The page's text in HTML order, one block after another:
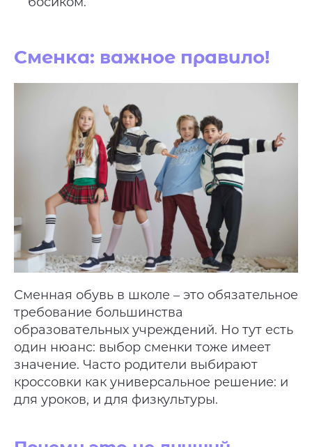
Сменка: важное правило!
Сменная обувь в школе – это обязательное
требование большинства
образовательных учреждений. Но тут есть
один нюанс: выбор сменки тоже имеет
значение. Часто родители выбирают
кроссовки как универсальное решение: и
для уроков, и для физкультуры.